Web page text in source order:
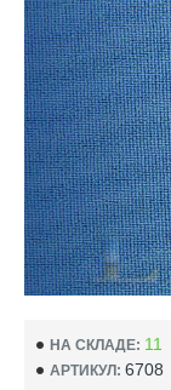
НА СКЛАДЕ: 11
АРТИКУЛ: 6708